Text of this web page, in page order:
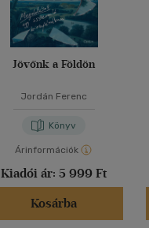
Jövőnk a Földön
Jordán Ferenc
Könyv
Árinformációk
Kiadói ár: 5 999 Ft
Kosárba